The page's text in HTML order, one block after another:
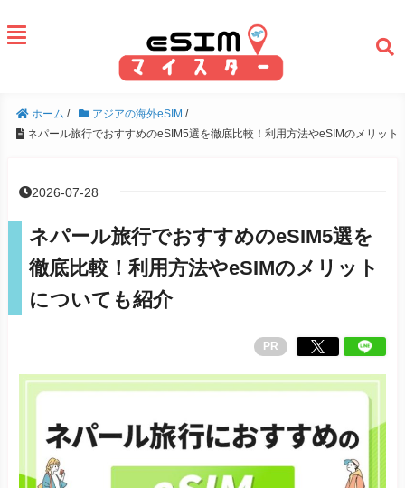
ホーム / アジアの海外eSIM /
ネパール旅行でおすすめのeSIM5選を徹底比較！利用方法やeSIMのメリット
2026-07-28
ネパール旅行でおすすめのeSIM5選を
徹底比較！利用方法やeSIMのメリット
についても紹介
PR